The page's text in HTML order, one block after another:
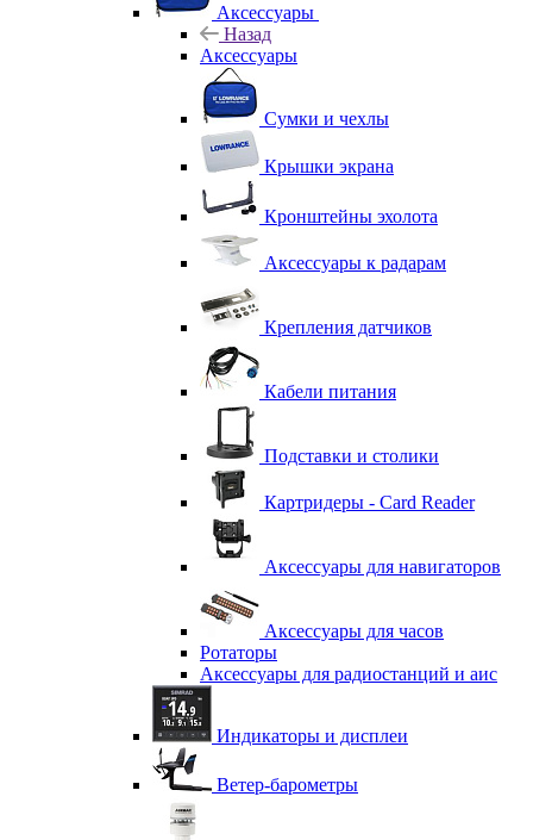
Аксессуары
Назад
Аксессуары
Сумки и чехлы
Крышки экрана
Кронштейны эхолота
Аксессуары к радарам
Крепления датчиков
Кабели питания
Подставки и столики
Картридеры - Card Reader
Аксессуары для навигаторов
Аксессуары для часов
Ротаторы
Аксессуары для радиостанций и аис
Индикаторы и дисплеи
Ветер-барометры